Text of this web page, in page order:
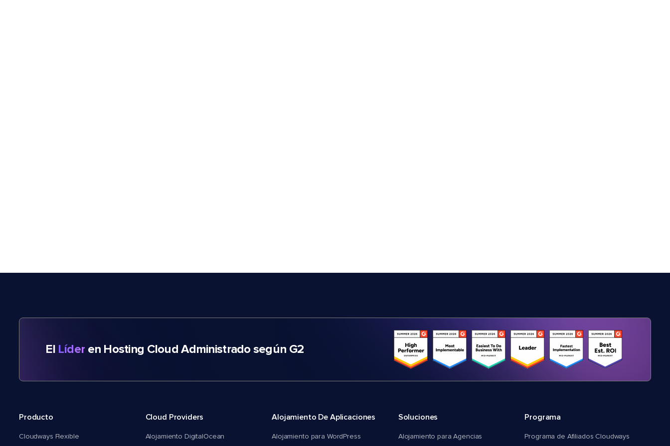
El Líder en Hosting Cloud Administrado según G2
Producto
Cloudways Flexible
Cloud Providers
Alojamiento DigitalOcean
Alojamiento De Aplicaciones
Alojamiento para WordPress
Soluciones
Alojamiento para Agencias
Programa
Programa de Afiliados Cloudways